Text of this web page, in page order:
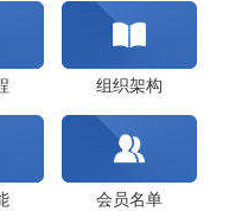
关于对《佛山市...
务局关于开展202...
组织架构
会员名单